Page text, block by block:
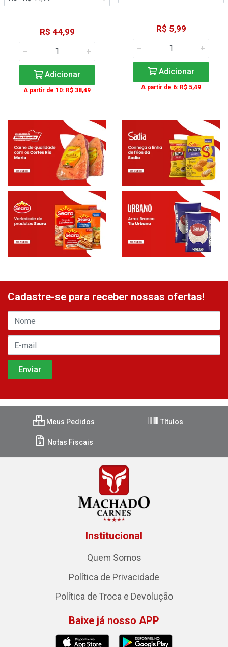
R$ 44,99
Adicionar
A partir de 10: R$ 38,49
R$ 5,99
Adicionar
A partir de 6: R$ 5,49
Cadastre-se para receber nossas ofertas!
Meus Pedidos Títulos
Notas Fiscais
Institucional
Quem Somos
Política de Privacidade
Política de Troca e Devolução
Baixe já nosso APP